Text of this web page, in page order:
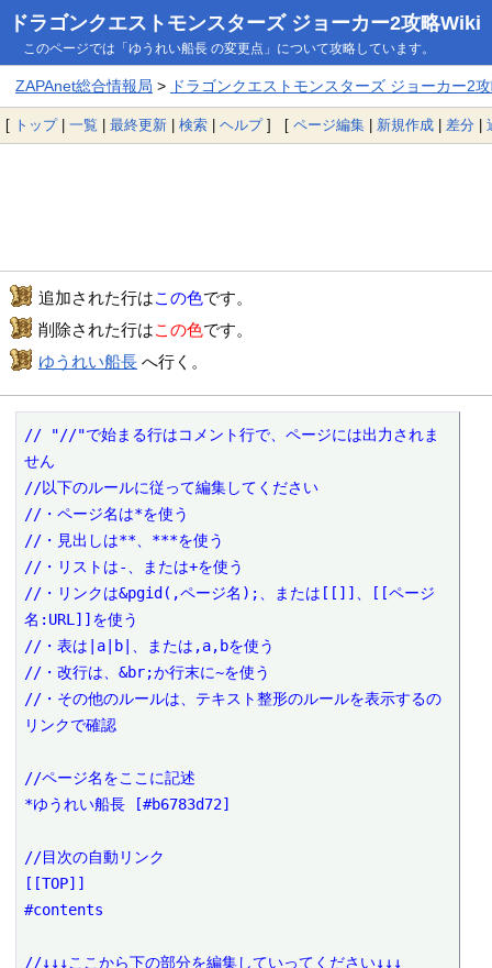
ドラゴンクエストモンスターズ ジョーカー2攻略Wiki
このページでは「ゆうれい船長 の変更点」について攻略しています。
ZAPAnet総合情報局 > ドラゴンクエストモンスターズ ジョーカー2
[ トップ| 一覧 | 最終更新 | 検索 | ヘルプ] [ ページ編集 | 新規作成 | 差分 |
追加された行はこの色です。
削除された行はこの色です。
ゆうれい船長 へ行く。
// "//"で始まる行はコメント行で、ページには出力されま
せん
//以下のルールに従って編集してください
//・ページ名は*を使う
//・見出しは**、***を使う
//・リストは-、または+を使う
//・リンクは&pgid(,ページ名);、または[[]]、[[ページ
名:URL]]を使う
//・表は|a|b|、または,a,bを使う
//・改行は、&br;か行末に~を使う
//・その他のルールは、テキスト整形のルールを表示するの
リンクで確認
//ページ名をここに記述
*ゆうれい船長 [#b6783d72]
//目次の自動リンク
[[TOP]]
#contents
//↓↓↓ここから下の部分を編集していってください↓↓↓